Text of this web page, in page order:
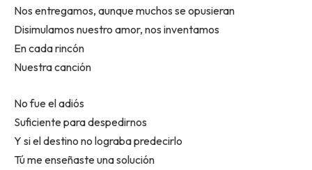
Nos entregamos, aunque muchos se opusieran
Disimulamos nuestro amor, nos inventamos
En cada rincón
Nuestra canción
No fue el adiós
Suficiente para despedirnos
Y si el destino no lograba predecirlo
Tú me enseñaste una solución